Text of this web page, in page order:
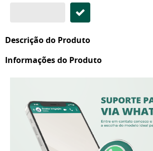
Descrição do Produto
Informações do Produto